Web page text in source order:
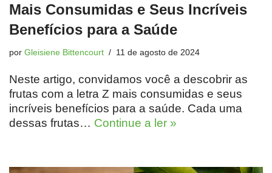
Mais Consumidas e Seus Incríveis
Benefícios para a Saúde
por Gleisiene Bittencourt 11 de agosto de 2024
Neste artigo, convidamos você a descobrir as
frutas com a letra Z mais consumidas e seus
incríveis benefícios para a saúde. Cada uma
dessas frutas… Continue a ler »